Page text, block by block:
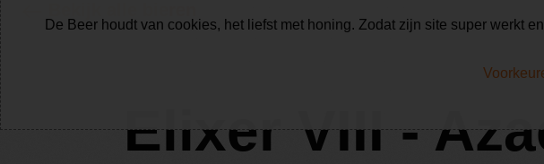
Elixer VIII -
De Beer houdt van cookies, het liefst met honing. Zodat zijn site super werkt